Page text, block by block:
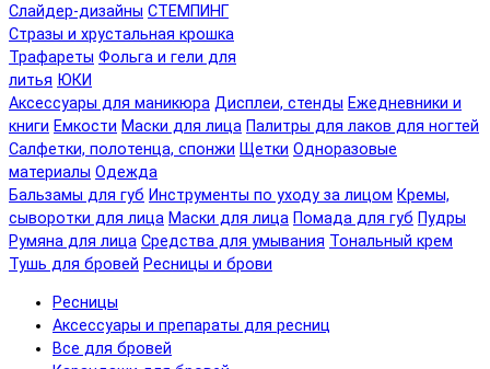
Слайдер-дизайны СТЕМПИНГ
Стразы и хрустальная крошка
Трафареты Фольга и гели для
литья ЮКИ
Аксессуары для маникюра Дисплеи, стенды Ежедневники и
книги Емкости Маски для лица Палитры для лаков для ногтей
Салфетки, полотенца, спонжи Щетки Одноразовые
материалы Одежда
Бальзамы для губ Инструменты по уходу за лицом Кремы,
сыворотки для лица Маски для лица Помада для губ Пудры
Румяна для лица Средства для умывания Тональный крем
Тушь для бровей Ресницы и брови
Ресницы
Аксессуары и препараты для ресниц
Все для бровей